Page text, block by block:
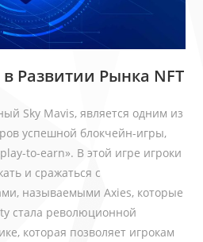
Развитии Рынка NFT
Sky Mavis, является одним из
успешной блокчейн-игры,
to-earn». В этой игре игроки
и сражаться с
называемыми Axies, которые
стала революционной
которая позволяет игрокам